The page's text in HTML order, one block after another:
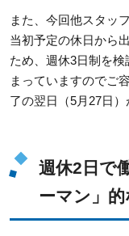
また、今回他スタッ
当初予定の休日から
ため、週休3日制を
まっていますのでご
了の翌日（5月27日）
週休2日で
ーマン」的